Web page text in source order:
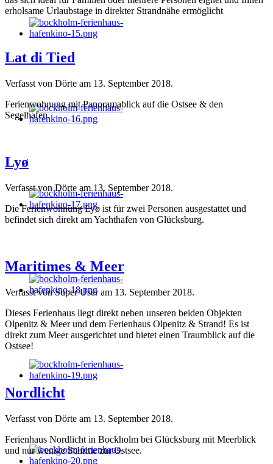
erholsame Urlaubstage in direkter Strandnähe ermöglicht
Lat di Tied
Verfasst von Dörte am 13. September 2018.
Ferienwohnung mit Panoramablick auf die Ostsee & den
Segelhafen.
Lyø
Verfasst von Dörte am13. September 2018.
Die Ferienwohnung Lyø ist für zwei Personen ausgestattet und
befindet sich direkt am Yachthafen von Glücksburg.
Maritimes & Meer
Verfasst von Super User am 13. September 2018.
Dieses Ferienhaus liegt direkt neben unseren beiden Objekten
Olpenitz & Meer und dem Ferienhaus Olpenitz & Strand! Es ist
direkt zum Meer ausgerichtet und bietet einen Traumblick auf die
Ostsee!
Nordlicht
Verfasst von Dörte am 13. September 2018.
Ferienhaus Nordlicht in Bockholm bei Glücksburg mit Meerblick
und nur wenige Schritte zur Ostsee.